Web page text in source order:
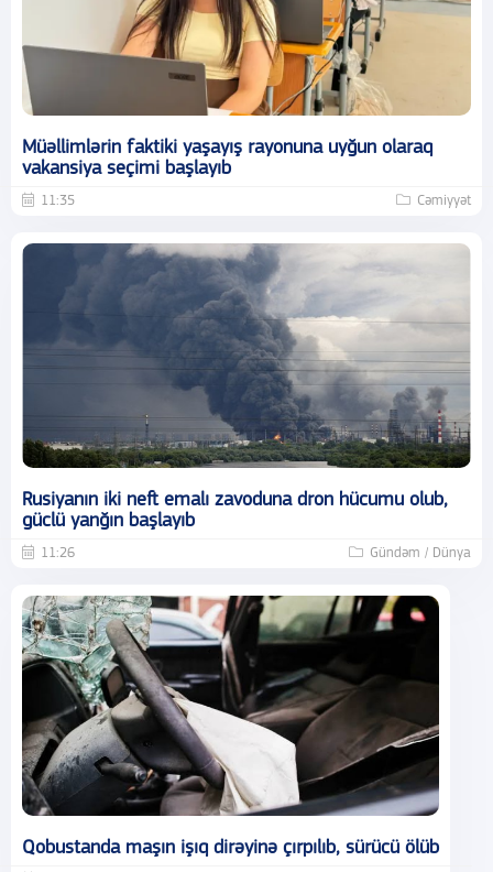
Müəllimlərin faktiki yaşayış rayonuna uyğun olaraq
vakansiya seçimi başlayıb
11:35 Cəmiyyət
Rusiyanın iki neft emalı zavoduna dron hücumu olub,
güclü yanğın başlayıb
11:26 Gündəm / Dünya
Qobustanda maşın işıq dirəyinə çırpılıb, sürücü ölüb